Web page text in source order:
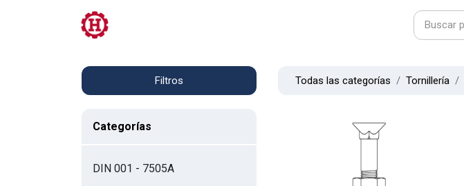
Filtros
Categorías
DIN 001 - 7505A
Todas las categorías Tornillería